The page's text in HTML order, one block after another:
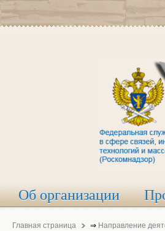
Об организации
Главная страница ⇒ Направление